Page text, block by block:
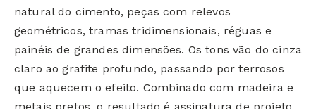
natural do cimento, peças com relevos
geométricos, tramas tridimensionais, réguas e
painéis de grandes dimensões. Os tons vão do cinza
claro ao grafite profundo, passando por terrosos
que aquecem o efeito. Combinado com madeira e
metais pretos, o resultado é assinatura de projeto